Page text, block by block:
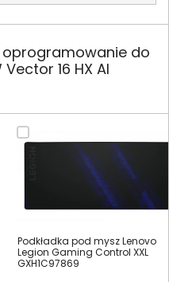
do
Vector 16 HX AI
Podkładka pod mysz Lenovo
Legion Gaming Control XXL
GXH1C97869